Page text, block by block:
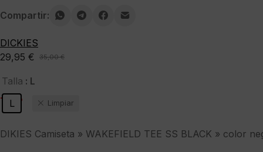
35,00€
El
precio
original
era:
29,95 €
El
precio
actual
es:
-14%
Talla : L
L
Limpiar
DIKIES Camiseta » WAKEFIELD TEE SS BLACK » color
Compartir:
DICKIES